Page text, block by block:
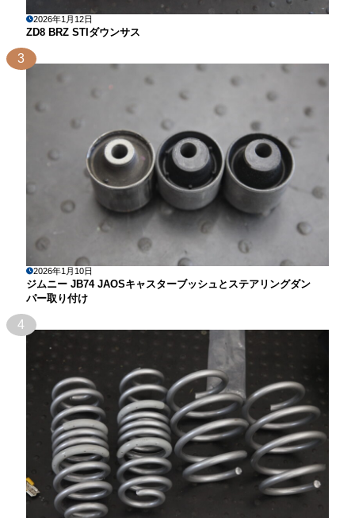
2026年1月12日
ZD8 BRZ STIダウンサス
3
2026年1月10日
ジムニー JB74 JAOSキャスターブッシュとステアリングダン
パー取り付け
4